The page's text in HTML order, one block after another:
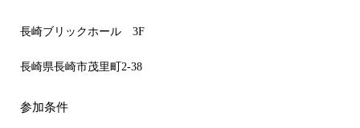
長崎ブリックホール 3F
長崎県長崎市茂里町2-38
参加条件